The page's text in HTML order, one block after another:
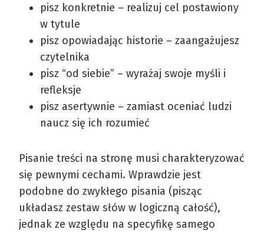
pisz konkretnie – realizuj cel postawiony
w tytule
pisz opowiadając historie – zaangażujesz
czytelnika
pisz “od siebie” – wyrażaj swoje myśli i
refleksje
pisz asertywnie – zamiast oceniać ludzi
naucz się ich rozumieć
Pisanie treści na stronę musi charakteryzować
się pewnymi cechami. Wprawdzie jest
podobne do zwykłego pisania (pisząc
układasz zestaw słów w logiczną całość),
jednak ze względu na specyfikę samego